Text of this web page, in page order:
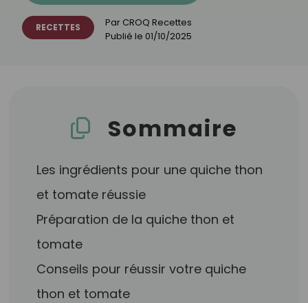
RECETTES Par CROQ Recettes
Publié le 01/10/2025
Sommaire
Les ingrédients pour une quiche thon
et tomate réussie
Préparation de la quiche thon et
tomate
Conseils pour réussir votre quiche
thon et tomate